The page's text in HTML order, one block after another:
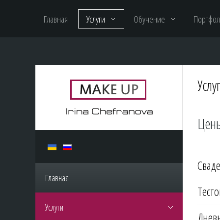
Главная Услуги Обучение
Главная
Услуги